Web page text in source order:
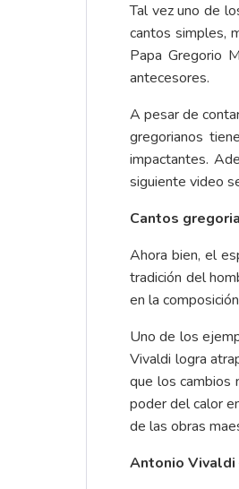
Tal vez uno de
cantos simples,
Papa Gregorio
antecesores.
A pesar de
gregorianos
impactantes.
siguiente video
Cantos
Ahora bien, el
tradición del
en la
Uno de los
Vivaldi logra
que los cambios
poder del calor
de las obras
Antonio Vivaldi